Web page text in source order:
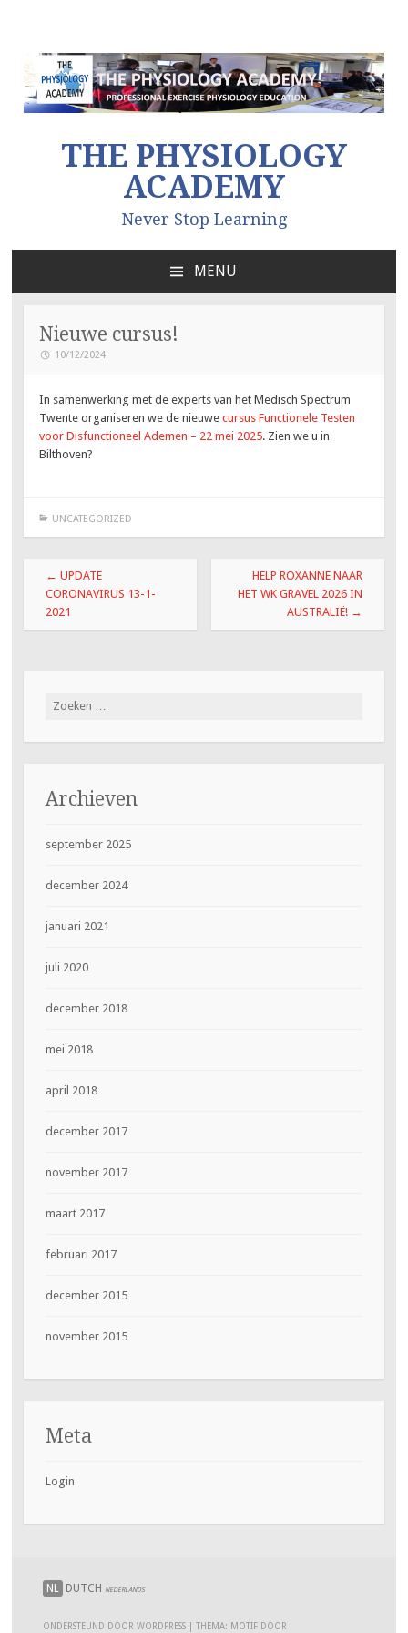
THE PHYSIOLOGY
ACADEMY
Never Stop Learning
MENU
INHOUD
SPRINGEN
Nieuwe cursus!
10/12/2024
In samenwerking met de experts van het Medisch Spectrum
Twente organiseren we de nieuwecursus Functionele Testen
voor Disfunctioneel Ademen – 22 mei 2025. Zien we u in
Bilthoven?
UNCATEGORIZED
Berichtnavigatie
← UPDATE
CORONAVIRUS 13-1-
2021
HELP ROXANNE NAAR
HET WK GRAVEL 2026 IN
AUSTRALIË! →
Zoeken
Archieven
september 2025
december 2024
januari 2021
juli 2020
december 2018
mei 2018
april 2018
december 2017
november 2017
maart 2017
februari 2017
december 2015
november 2015
Meta
Login
NL DUTCH NEDERLANDS
ONDERSTEUND DOOR WORDPRESS |THEMA: MOTIF DOOR